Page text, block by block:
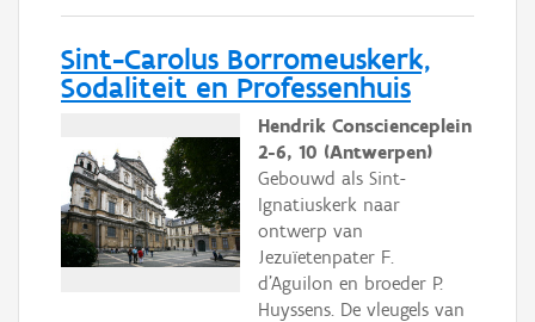
Sint-Carolus Borromeuskerk,
Sodaliteit en Professenhuis
Hendrik Conscienceplein
2-6, 10 (Antwerpen)
Gebouwd als Sint-
Ignatiuskerk naar
ontwerp van
Jezuïetenpater F.
d'Aguilon en broeder P.
Huyssens. De vleugels van